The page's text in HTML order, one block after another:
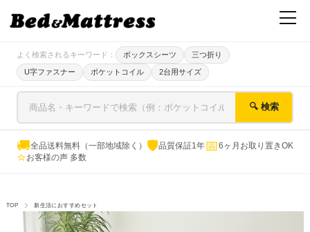
よく検索されるキーワード： ボックスシーツ 三つ折り
U字ファスナー ポケットコイル 2台用サイズ
🔍 検索
🚚全品送料無料（一部地域除く） 🛡品質保証1年📅6ヶ月お取り置きOK
⭐お客様の声 多数
TOP 新生活におすすめセット